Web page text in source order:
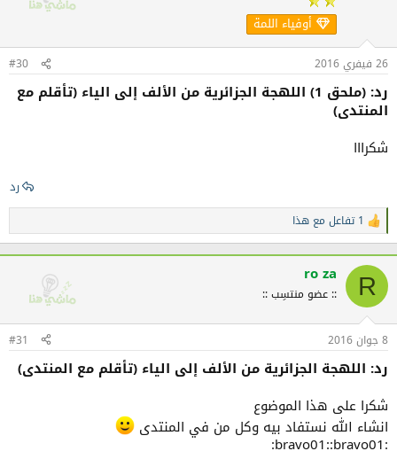
أوفياء اللمة
26 فيفري 2016 #30
رد: (ملحق 1) اللهجة الجزائرية من الألف إلى الياء (تأقلم مع
المنتدى)
شكرااا
رد
ا
ل
ت
ف
ع
ا
ت
:
1 تفاعل مع هذا
R
ro za
:: عضو منتسِب ::
8 جوان 2016 #31
رد: اللهجة الجزائرية من الألف إلى الياء (تأقلم مع المنتدى)
شكرا على هذا الموضوع
انشاء الله نستفاد بيه وكل من في المنتدى
:bravo01::bravo01: